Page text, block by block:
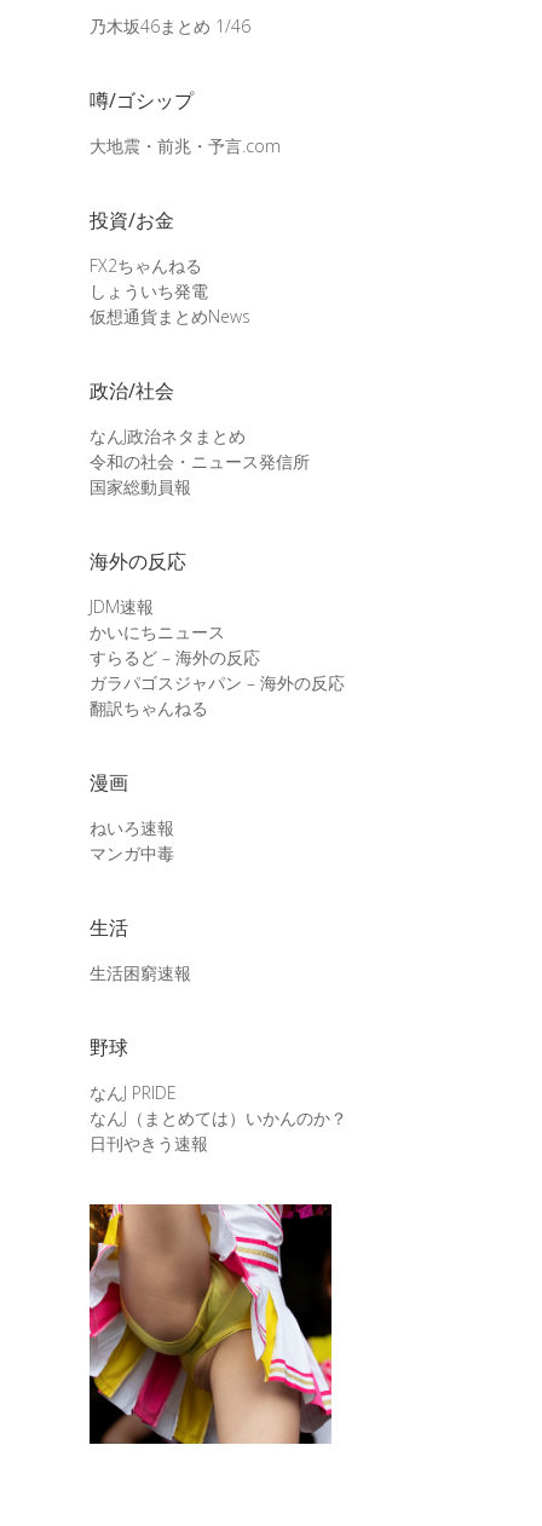
乃木坂46まとめ 1/46
噂/ゴシップ
大地震・前兆・予言.com
投資/お金
FX2ちゃんねる
しょういち発電
仮想通貨まとめNews
政治/社会
なんJ政治ネタまとめ
令和の社会・ニュース発信所
国家総動員報
海外の反応
JDM速報
かいにちニュース
すらるど – 海外の反応
ガラパゴスジャパン – 海外の反応
翻訳ちゃんねる
漫画
ねいろ速報
マンガ中毒
生活
生活困窮速報
野球
なんJ PRIDE
なんJ（まとめては）いかんのか？
日刊やきう速報